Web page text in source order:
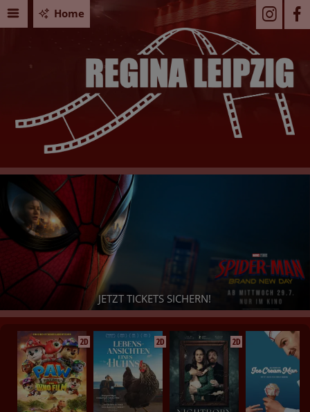
Home
JETZT TICKETS SICHERN!
Seid
2D 2D 2D